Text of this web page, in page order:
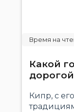
Какой
Кипр, с